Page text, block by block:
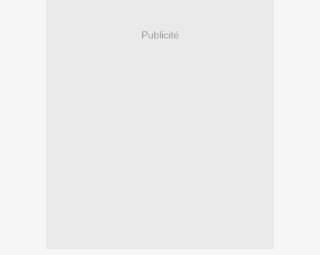
Publicité